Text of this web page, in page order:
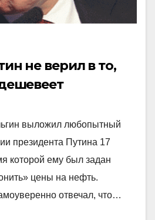
не верил в то,
выложил любопытный
президента Путина 17
которой ему был задан
цены на нефть.
отвечал, что…